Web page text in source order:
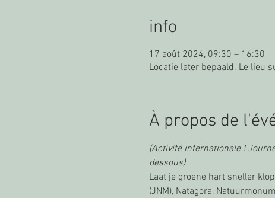
info
17 août 2024, 09:30 – 16:30
Locatie later bepaald. Le lieu
À propos de
(Activité internationale !
dessous)
Laat je groene hart sneller
(JNM), Natagora,